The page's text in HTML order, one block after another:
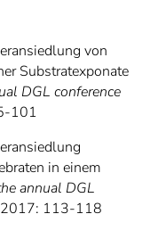
von
Substratexponate
DGL conference
101
in einem
annual DGL
2017: 113-118